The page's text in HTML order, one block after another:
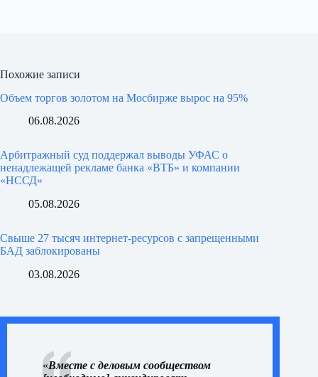
Похожие записи
Объем торгов золотом на Мосбирже вырос на 95%
06.08.2026
Арбитражный суд поддержал выводы УФАС о
ненадлежащей рекламе банка «ВТБ» и компании
«НССД»
05.08.2026
Свыше 27 тысяч интернет-ресурсов с запрещенными
БАД заблокированы
03.08.2026
«Вместе с деловым сообществом